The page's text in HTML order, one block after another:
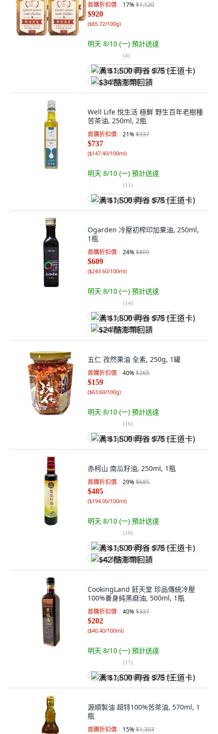
首購折扣價 17%$1,120
$920
($65.72/100g)
明天 8/10 (一) 預計送達
(4)
满 $1,500 再省 $75 (王道卡)
$34 酷澎幣回饋
Well Life 悅生活 極鮮 野生百年老樹種
苦茶油, 250ml, 2瓶
首購折扣價 21%$937
$737
($147.40/100ml)
明天 8/10 (一) 預計送達
(11)
满 $1,500 再省 $75 (王道卡)
Ogarden 冷壓初榨印加果油, 250ml,
1瓶
首購折扣價 24%$809
$609
($243.60/100ml)
明天 8/10 (一) 預計送達
(14)
满 $1,500 再省 $75 (王道卡)
$24 酷澎幣回饋
五仁 孜然果油 全素, 250g, 1罐
首購折扣價 40%$265
$159
($63.60/100g)
明天 8/10 (一) 預計送達
(16)
满 $1,500 再省 $75 (王道卡)
赤柯山 南瓜籽油, 250ml, 1瓶
首購折扣價 29%$685
$485
($194.00/100ml)
明天 8/10 (一) 預計送達
(10)
满 $1,500 再省 $75 (王道卡)
$42 酷澎幣回饋
CookingLand 飪天堂 珍品傳統冷壓
100%養身純黑麻油, 500ml, 1瓶
首購折扣價 40%$337
$202
($40.40/100ml)
明天 8/10 (一) 預計送達
(17)
满 $1,500 再省 $75 (王道卡)
源順製油 超特100%苦茶油, 570ml, 1
瓶
首購折扣價 15%$1,303